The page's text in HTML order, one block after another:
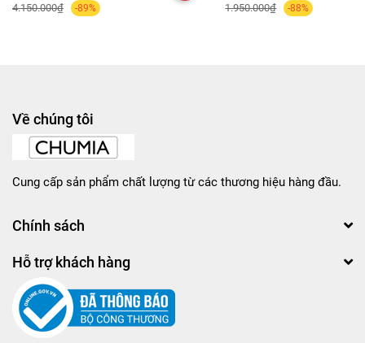
4.150.000₫ -89% 1.950.000₫ -88%
Về chúng tôi
Cung cấp sản phẩm chất lượng từ các thương hiệu hàng đầu.
Chính sách
Hỗ trợ khách hàng